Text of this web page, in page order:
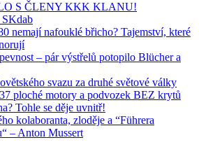
S ČLENY KKK KLANU!
SKdab
nemají nafouklé břicho? Tajemství, které
– pár výstřelů potopilo Blücher a
svazu za druhé světové války
ploché motory a podvozek BEZ krytů
Tohle se děje uvnitř!
kolaboranta, zloděje a “Führera
– Anton Mussert